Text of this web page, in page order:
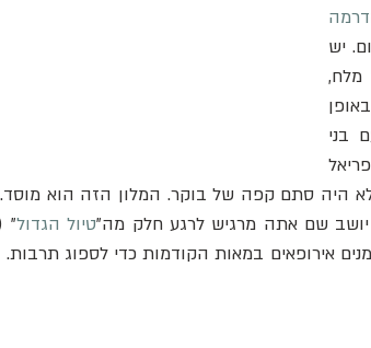
שם אתה מרגיש לרגע חלק מה"טיול הגדול
אירופאים במאות הקודמות כדי לספוג תרבות.